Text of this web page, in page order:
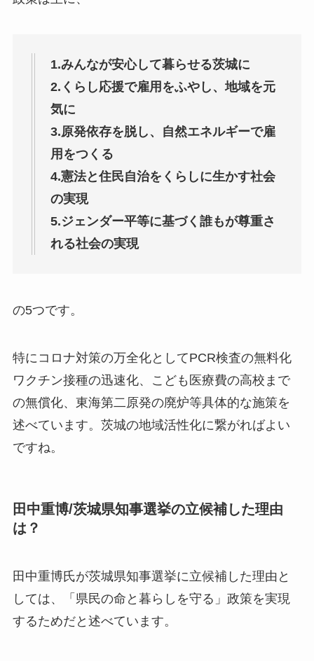
1.みんなが安心して暮らせる茨城に
2.くらし応援で雇用をふやし、地域を元
気に
3.原発依存を脱し、自然エネルギーで雇
用をつくる
4.憲法と住民自治をくらしに生かす社会
の実現
5.ジェンダー平等に基づく誰もが尊重さ
れる社会の実現
の5つです。
特にコロナ対策の万全化としてPCR検査の無料化
ワクチン接種の迅速化、こども医療費の高校まで
の無償化、東海第二原発の廃炉等具体的な施策を
述べています。茨城の地域活性化に繋がればよい
ですね。
田中重博/茨城県知事選挙の立候補した理由
は？
田中重博氏が茨城県知事選挙に立候補した理由と
しては、
「県民の命と暮らしを守る」政策を実現
するためだと述べています。